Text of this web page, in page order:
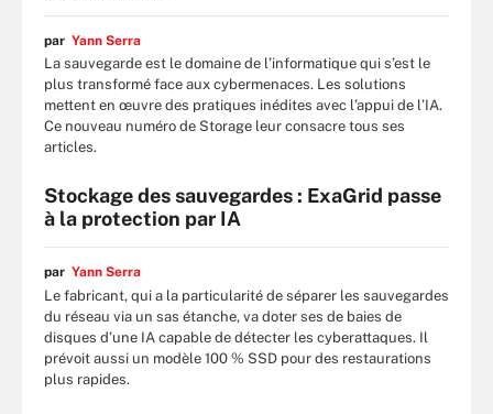
par Yann Serra
La sauvegarde est le domaine de l’informatique qui s’est le
plus transformé face aux cybermenaces. Les solutions
mettent en œuvre des pratiques inédites avec l’appui de l’IA.
Ce nouveau numéro de Storage leur consacre tous ses
articles.
Stockage des sauvegardes : ExaGrid passe
à la protection par IA
par Yann Serra
Le fabricant, qui a la particularité de séparer les sauvegardes
du réseau via un sas étanche, va doter ses de baies de
disques d’une IA capable de détecter les cyberattaques. Il
prévoit aussi un modèle 100 % SSD pour des restaurations
plus rapides.